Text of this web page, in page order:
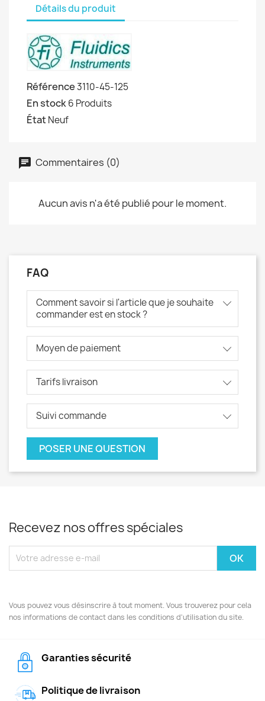
Détails du produit
Référence3110-45-125
En stock6 Produits
ÉtatNeuf
Commentaires (0)
Aucun avis n'a été publié pour le moment.
FAQ
Comment savoir si l'article que je souhaite
commander est en stock ?
Moyen de paiement
Tarifs livraison
Suivi commande
POSER UNE QUESTION
Recevez nos offres spéciales
Vous pouvez vous désinscrire à tout moment. Vous trouverez pour cela
nos informations de contact dans les conditions d'utilisation du site.
Garanties sécurité
Politique de livraison